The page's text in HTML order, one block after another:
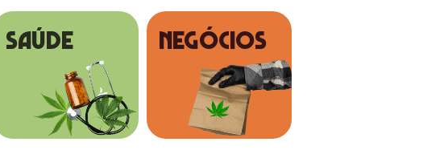
SAÚDE NEGÓCIOS